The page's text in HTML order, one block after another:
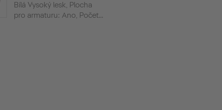
Bílá Vysoký lesk, Plocha
pro armaturu: Ano, Počet...